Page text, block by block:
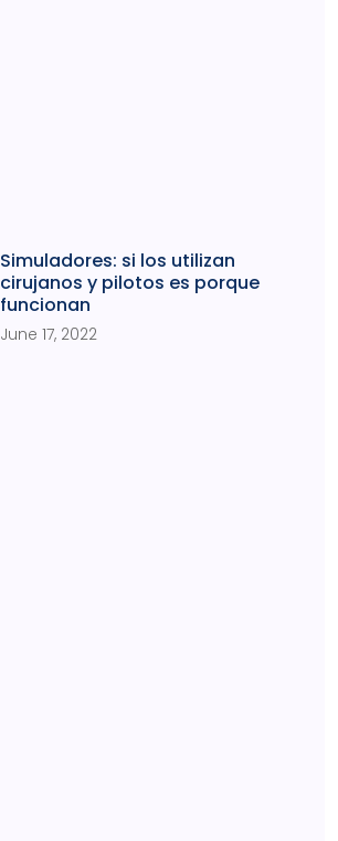
Simuladores: si los utilizan
cirujanos y pilotos es porque
funcionan
June 17, 2022